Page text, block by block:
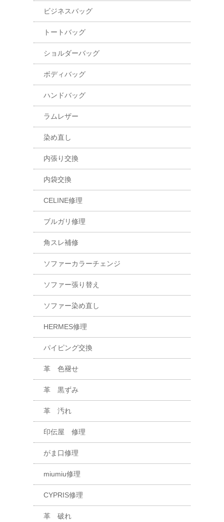
ビジネスバッグ
トートバッグ
ショルダーバッグ
ボディバッグ
ハンドバッグ
ラムレザー
染め直し
内張り交換
内袋交換
CELINE修理
ブルガリ修理
角スレ補修
ソファーカラーチェンジ
ソファー張り替え
ソファー染め直し
HERMES修理
パイピング交換
革 色褪せ
革 黒ずみ
革 汚れ
印伝屋 修理
がま口修理
miumiu修理
CYPRIS修理
革 破れ